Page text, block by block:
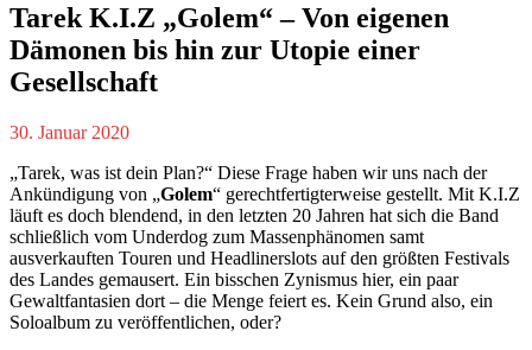
Tarek K.I.Z „Golem“ – Von eigenen
Dämonen bis hin zur Utopie einer
Gesellschaft
30. Januar 2020
„Tarek, was ist dein Plan?“ Diese Frage haben wir uns nach der
Ankündigung von „Golem“ gerechtfertigterweise gestellt. Mit K.I.Z
läuft es doch blendend, in den letzten 20 Jahren hat sich die Band
schließlich vom Underdog zum Massenphänomen samt
ausverkauften Touren und Headlinerslots auf den größten Festivals
des Landes gemausert. Ein bisschen Zynismus hier, ein paar
Gewaltfantasien dort – die Menge feiert es. Kein Grund also, ein
Soloalbum zu veröffentlichen, oder?